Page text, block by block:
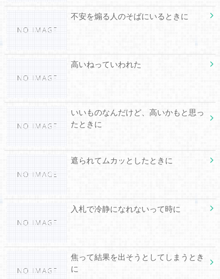
不安を煽る人のそばにいるときに
高いねっていわれた
いいものなんだけど、高いかもと思っ
たときに
遮られてムカッとしたときに
入札で冷静になれないって時に
焦って結果を出そうとしてしまうとき
に